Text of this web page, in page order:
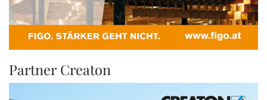
Partner Creaton